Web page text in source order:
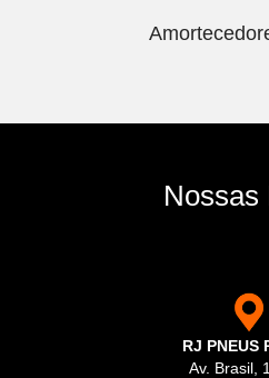
Nossas
RJ PNEUS
Av. Brasil,